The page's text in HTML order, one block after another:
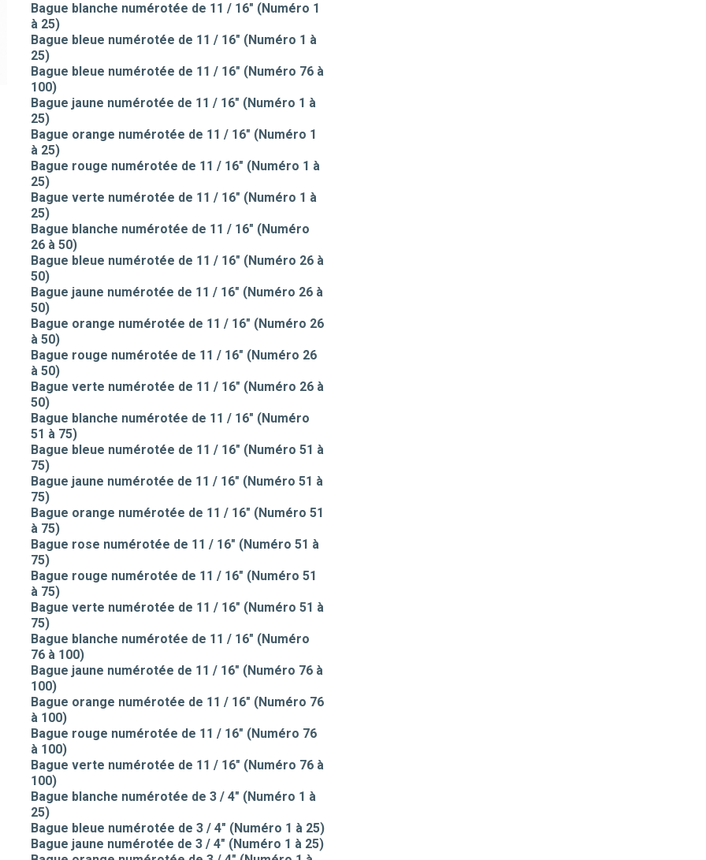
Bague blanche numérotée de 11 / 16" (Numéro 1
à 25)
Bague bleue numérotée de 11 / 16" (Numéro 1 à
25)
Bague bleue numérotée de 11 / 16" (Numéro 76 à
100)
Bague jaune numérotée de 11 / 16" (Numéro 1 à
25)
Bague orange numérotée de 11 / 16" (Numéro 1
à 25)
Bague rouge numérotée de 11 / 16" (Numéro 1 à
25)
Bague verte numérotée de 11 / 16" (Numéro 1 à
25)
Bague blanche numérotée de 11 / 16" (Numéro
26 à 50)
Bague bleue numérotée de 11 / 16" (Numéro 26 à
50)
Bague jaune numérotée de 11 / 16" (Numéro 26 à
50)
Bague orange numérotée de 11 / 16" (Numéro 26
à 50)
Bague rouge numérotée de 11 / 16" (Numéro 26
à 50)
Bague verte numérotée de 11 / 16" (Numéro 26 à
50)
Bague blanche numérotée de 11 / 16" (Numéro
51 à 75)
Bague bleue numérotée de 11 / 16" (Numéro 51 à
75)
Bague jaune numérotée de 11 / 16" (Numéro 51 à
75)
Bague orange numérotée de 11 / 16" (Numéro 51
à 75)
Bague rose numérotée de 11 / 16" (Numéro 51 à
75)
Bague rouge numérotée de 11 / 16" (Numéro 51
à 75)
Bague verte numérotée de 11 / 16" (Numéro 51 à
75)
Bague blanche numérotée de 11 / 16" (Numéro
76 à 100)
Bague jaune numérotée de 11 / 16" (Numéro 76 à
100)
Bague orange numérotée de 11 / 16" (Numéro 76
à 100)
Bague rouge numérotée de 11 / 16" (Numéro 76
à 100)
Bague verte numérotée de 11 / 16" (Numéro 76 à
100)
Bague blanche numérotée de 3 / 4" (Numéro 1 à
25)
Bague bleue numérotée de 3 / 4" (Numéro 1 à 25)
Bague jaune numérotée de 3 / 4" (Numéro 1 à 25)